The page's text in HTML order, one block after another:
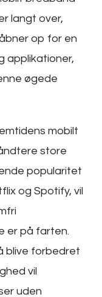
langt over,
op for en
applikationer,
øgede
mobilt
store
popularitet
og Spotify, vil
er på farten.
blive forbedret
vil
uden